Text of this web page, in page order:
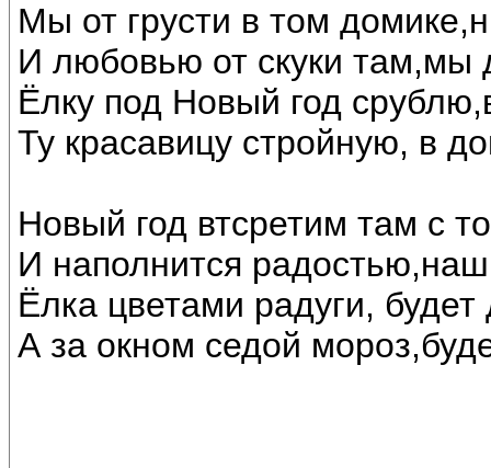
Мы от грусти в том
И любовью от скуки там,мы
Ёлку под Новый год
Ту красавицу стройную, в
Новый год втсретим там с
И наполнится
Ёлка цветами радуги,
А за окном седой